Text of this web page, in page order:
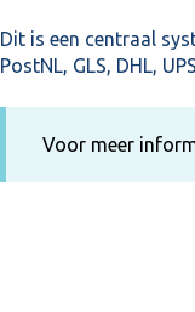
Dit is een centraal
PostNL, GLS, DHL,
Voor meer